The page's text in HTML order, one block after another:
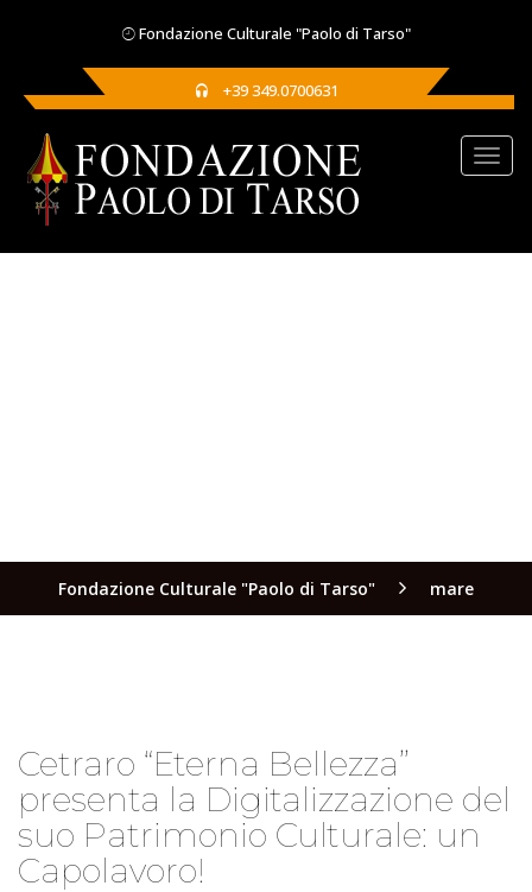
Fondazione Culturale "Paolo di Tarso"
+39 349.0700631
Fondazione Culturale "Paolo di Tarso" mare
Cetraro “Eterna Bellezza”
presenta la Digitalizzazione del
suo Patrimonio Culturale: un
Capolavoro!